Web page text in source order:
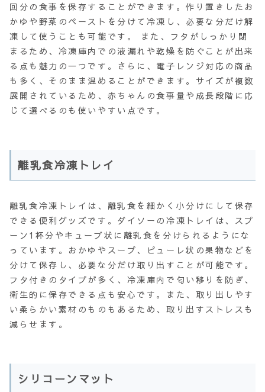
回分の食事を保存することができます。作り置きしたお
かゆや野菜のペーストを分けて冷凍し、必要な分だけ解
凍して使うことも可能です。 また、フタがしっかり閉
まるため、冷凍庫内での液漏れや乾燥を防ぐことが出来
る点も魅力の一つです。さらに、電子レンジ対応の商品
も多く、そのまま温めることができます。サイズが複数
展開されているため、赤ちゃんの食事量や成長段階に応
じて選べるのも使いやすい点です。
離乳食冷凍トレイ
離乳食冷凍トレイは、離乳食を細かく小分けにして保存
できる便利グッズです。ダイソーの冷凍トレイは、スプ
ーン1杯分やキューブ状に離乳食を分けられるようにな
っています。おかゆやスープ、ピューレ状の果物などを
分けて保存し、必要な分だけ取り出すことが可能です。
フタ付きのタイプが多く、冷凍庫内で匂い移りを防ぎ、
衛生的に保存できる点も安心です。また、取り出しやす
い柔らかい素材のものもあるため、取り出すストレスも
減らせます。
シリコーンマット